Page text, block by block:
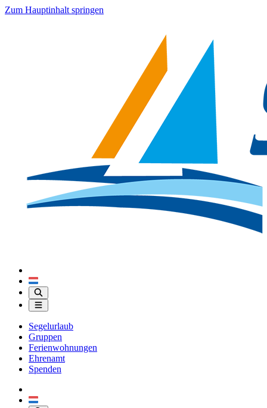
Zum Hauptinhalt springen
Segelurlaub
Gruppen
Ferienwohnungen
Ehrenamt
Spenden